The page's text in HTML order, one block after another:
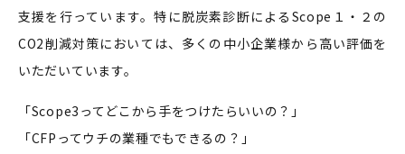
支援を行っています。特に脱炭素診断によるScope１・２の
CO2削減対策においては、多くの中小企業様から高い評価を
いただいています。
「Scope3ってどこから手をつけたらいいの？」
「CFPってウチの業種でもできるの？」